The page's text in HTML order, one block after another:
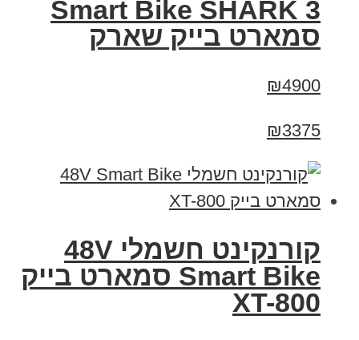
Smart Bike SHARK 3
סמארט בייק שארק
₪4900
₪3375
קורנקינט חשמלי 48V
Smart Bike סמארט בייק
XT-800